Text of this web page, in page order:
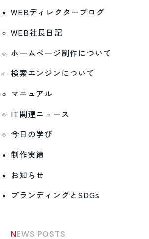
WEBディレクターブログ
WEB社長日記
ホームページ制作について
検索エンジンについて
マニュアル
IT関連ニュース
今日の学び
制作実績
お知らせ
ブランディングとSDGs
NEWS POSTS